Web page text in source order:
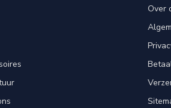
Over